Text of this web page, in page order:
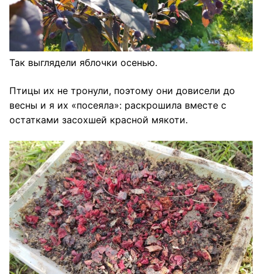
Так выглядели яблочки осенью.
Птицы их не тронули, поэтому они довисели до
весны и я их «посеяла»: раскрошила вместе с
остатками засохшей красной мякоти.